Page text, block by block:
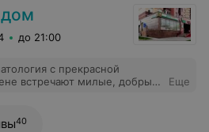
до 21:00
с прекрасной
Еще
40